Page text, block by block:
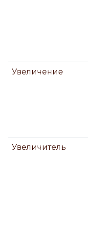
Увеличение
Увеличитель